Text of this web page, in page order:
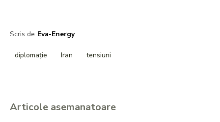
Scris de Eva-Energy
diplomație Iran tensiuni
Articole asemanatoare